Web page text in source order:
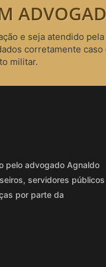
e seja atendido
corretamente
militar.
pelo advogado Agnaldo
servidores públicos
por parte da